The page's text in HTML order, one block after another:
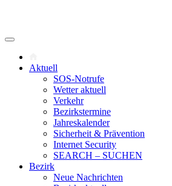
Aktuell
SOS-Notrufe
Wetter aktuell
Verkehr
Bezirkstermine
Jahreskalender
Sicherheit & Prävention
Internet Security
SEARCH – SUCHEN
Bezirk
Neue Nachrichten